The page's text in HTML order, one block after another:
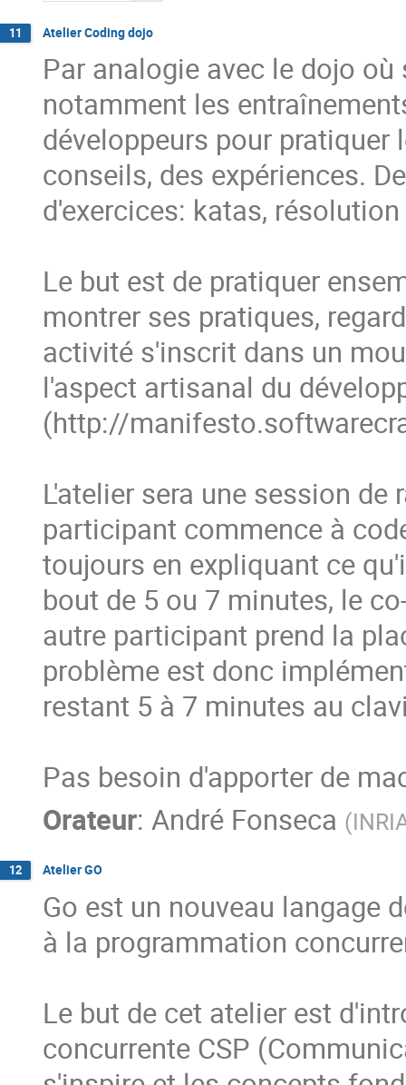
11 Atelier Coding dojo
Par analogie avec le dojo
notamment les
développeurs pour pratiquer
conseils, des expériences.
d'exercices: katas,
Le but est de pratiquer
montrer ses pratiques,
activité s'inscrit dans un
l'aspect artisanal du
(http://
L'atelier sera une session de
participant commence à
toujours en expliquant ce
bout de 5 ou 7 minutes, le
autre participant prend la
problème est donc
restant 5 à 7 minutes au
Pas besoin d'apporter de
Orateur: André Fonseca (
12 Atelier GO
Go est un nouveau langage
à la programmation
Le but de cet atelier est
concurrente CSP